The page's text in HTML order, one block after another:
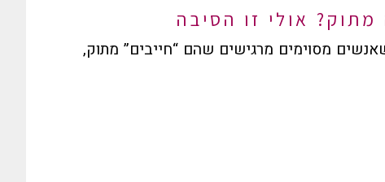
אולי זו הסיבה
מסוימים מרגישים שהם “חייבים” מתוק,